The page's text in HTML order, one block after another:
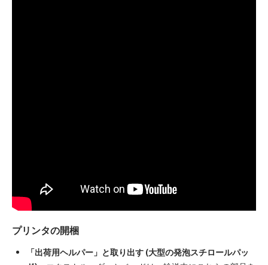
プリンタの開梱
「出荷用ヘルパー」と取り出す (大型の発泡スチロールパッ